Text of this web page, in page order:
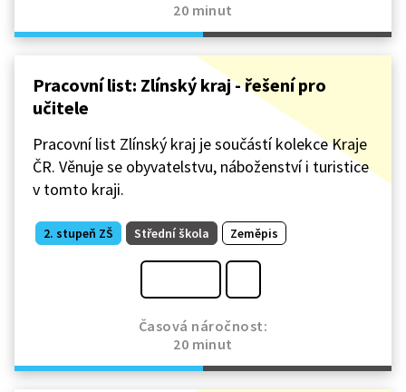
20 minut
Pracovní list: Zlínský kraj - řešení pro
učitele
Pracovní list Zlínský kraj je součástí kolekce Kraje
ČR. Věnuje se obyvatelstvu, náboženství i turistice
v tomto kraji.
2. stupeň ZŠ Střední škola Zeměpis
Časová náročnost:
20 minut